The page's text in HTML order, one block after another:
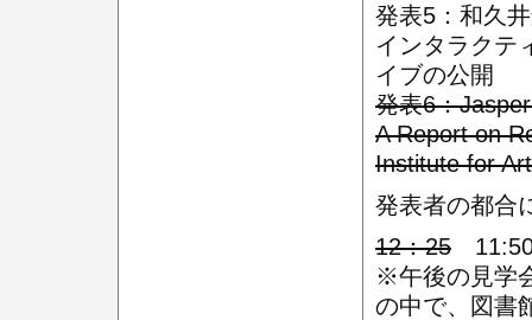
発表5：和久
インタラクテ
イブの公開
発表6：
A Report on
Institute for
発表者の都合
12：25
※午後の見学
の中で、図書